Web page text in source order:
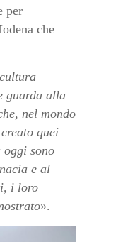
per
che
guarda alla
nel mondo
quei
oggi sono
e al
i loro
».